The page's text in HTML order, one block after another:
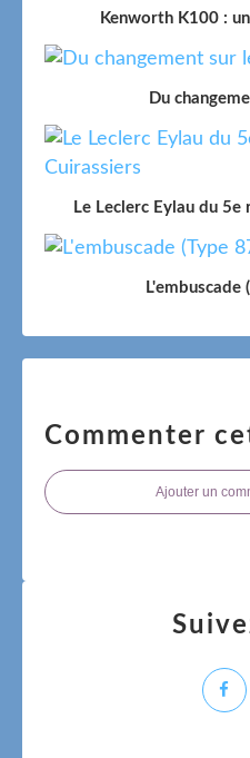
Kenworth K100 :
Du
Le Leclerc Eylau du
L'embuscade
Commenter
Ajouter un